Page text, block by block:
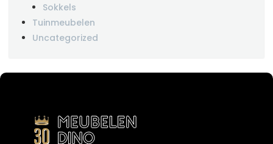
Sokkels
Tuinmeubelen
Uncategorized